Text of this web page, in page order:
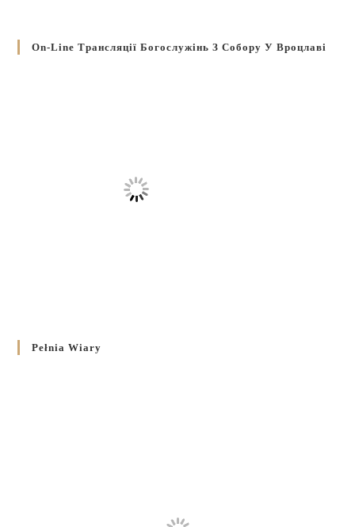
On-Line Трансляції Богослужінь З Собору У Вроцлаві
Pełnia Wiary